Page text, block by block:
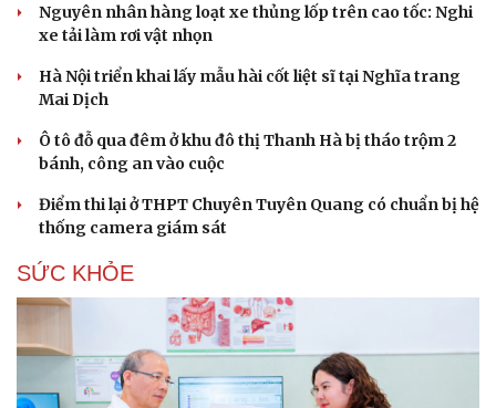
Tư vấn
Săn Tour
check-in
Câu chuyện thời sự
Cửa sổ tình yêu
Kể chuyện cho bé
Nguyên nhân hàng loạt xe thủng lốp trên cao tốc: Nghi
xe tải làm rơi vật nhọn
Hà Nội triển khai lấy mẫu hài cốt liệt sĩ tại Nghĩa trang
Mai Dịch
Ô tô đỗ qua đêm ở khu đô thị Thanh Hà bị tháo trộm 2
bánh, công an vào cuộc
Điểm thi lại ở THPT Chuyên Tuyên Quang có chuẩn bị hệ
thống camera giám sát
SỨC KHỎE